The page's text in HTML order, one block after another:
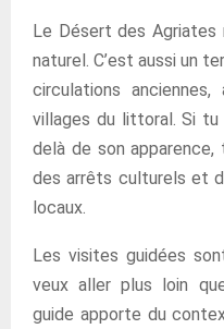
Le Désert des Agriates
naturel. C’est aussi un
circulations
villages du littoral. Si tu
delà de son
des arrêts culturels et
locaux.
Les visites guidées
veux aller plus loin
guide apporte du